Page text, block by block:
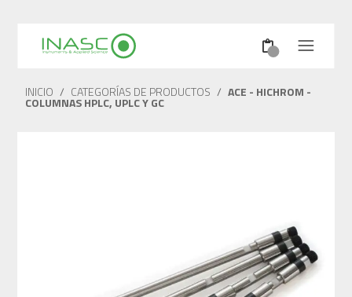
INICIO / CATEGORÍAS DE PRODUCTOS / ACE - HICHROM -
COLUMNAS HPLC, UPLC Y GC